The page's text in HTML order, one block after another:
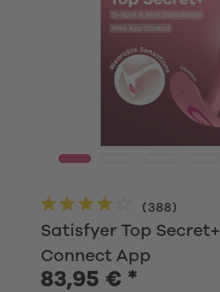
Satisfyer Top Secret+
Connect App
(388)
83,95 € *